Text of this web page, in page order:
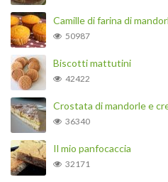
Camille di farina di
50987
Biscotti mattutini
42422
Crostata di mandorle e
36340
Il mio panfocaccia
32171